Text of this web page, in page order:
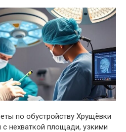
по обустройству Хрущёвки
нехваткой площади, узкими